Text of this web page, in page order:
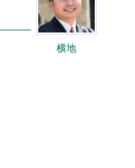
横地